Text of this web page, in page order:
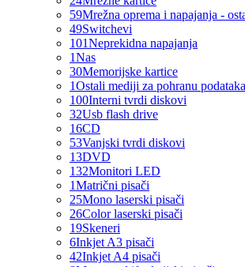
59Mrežna oprema i napajanja -
49Switchevi
101Neprekidna napajanja
1Nas
30Memorijske kartice
1Ostali mediji za pohranu podataka
100Interni tvrdi diskovi
32Usb flash drive
16CD
53Vanjski tvrdi diskovi
13DVD
132Monitori LED
1Matrični pisači
25Mono laserski pisači
26Color laserski pisači
19Skeneri
6Inkjet A3 pisači
42Inkjet A4 pisači